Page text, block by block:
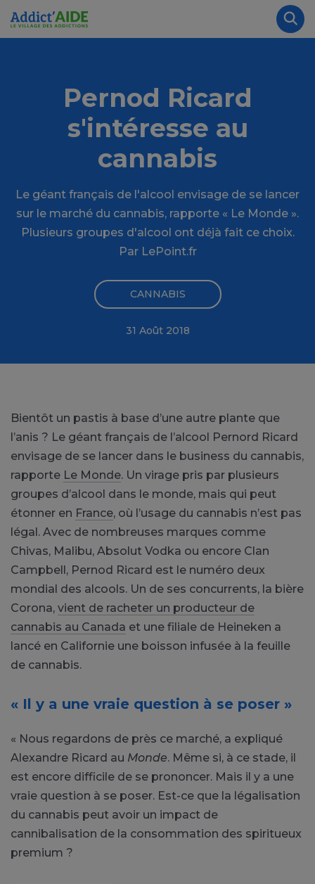
Aller au contenu principal
Pernod Ricard
s'intéresse au
cannabis
Le géant français de l'alcool envisage de se lancer
sur le marché du cannabis, rapporte « Le Monde ».
Plusieurs groupes d'alcool ont déjà fait ce choix.
Par LePoint.fr
CANNABIS
31 Août 2018
Bientôt un pastis à base d’une autre plante que
l’anis ? Le géant français de l’alcool Pernord Ricard
envisage de se lancer dans le business du cannabis,
rapporte Le Monde. Un virage pris par plusieurs
groupes d’alcool dans le monde, mais qui peut
étonner en France, où l’usage du cannabis n’est pas
légal. Avec de nombreuses marques comme
Chivas, Malibu, Absolut Vodka ou encore Clan
Campbell, Pernod Ricard est le numéro deux
mondial des alcools. Un de ses concurrents, la bière
Corona, vient de racheter un producteur de
cannabis au Canada et une filiale de Heineken a
lancé en Californie une boisson infusée à la feuille
de cannabis.
« Il y a une vraie question à se poser »
« Nous regardons de près ce marché, a expliqué
Alexandre Ricard au Monde. Même si, à ce stade, il
est encore difficile de se prononcer. Mais il y a une
vraie question à se poser. Est-ce que la légalisation
du cannabis peut avoir un impact de
cannibalisation de la consommation des spiritueux
premium ?
Panneau de gestion des cookies